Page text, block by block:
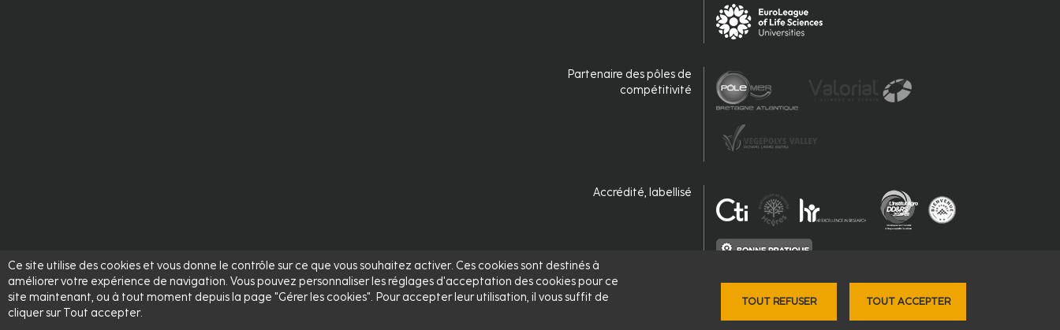
Ce site utilise des cookies et vous donne le contrôle sur ce que vous souhaitez activer. Ces cookies sont destinés à
améliorer votre expérience de navigation. Vous pouvez personnaliser les réglages d'acceptation des cookies pour ce
site maintenant, ou à tout moment depuis la page "Gérer les cookies". Pour accepter leur utilisation, il vous suffit de
cliquer sur Tout accepter.
TOUT REFUSER TOUT ACCEPTER
Partenaire des pôles de
compétitivité
Accrédité, labellisé